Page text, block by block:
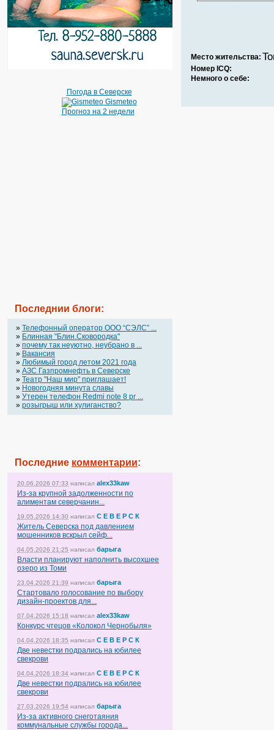
Погода в Северске
Gismeteo
Прогноз на 2 недели
Последнии блоги:
» Телефонный оператор OOO “СЭЛС” ...
» Блинная "Блин.Сковородка"
» почему так неуютно, неубрано в ...
» Вакансия
» Любимый город летом 2021 года
» АЗС Газпромнефть в Северске
» Театр "Наш мир" приглашает!
» Новогодняя минута славы
» Утерен телефон Redmi note 8 pr ...
» розыгрыш или хулиганство?
Последние комментарии:
20.06.2026 07:33 написал alex33kaw
Из-за крупной задолженности по
алиментам северчанин...
19.05.2026 14:30 написал С Е В Е Р С К
Житель Северска под давлением
мошенников вскрыл сейф...
04.05.2026 21:25 написал барыга
Власти планируют наполнить высохшее
озеро из Томи
23.04.2026 21:39 написал барыга
Стартовало голосование по выбору
дизайн-проектов для...
07.04.2026 15:18 написал alex33kaw
Конкурс чтецов «Колокол Чернобыля»
04.04.2026 18:35 написал С Е В Е Р С К
Две невестки подрались на юбилее
свекрови
04.04.2026 18:34 написал С Е В Е Р С К
Две невестки подрались на юбилее
свекрови
27.03.2026 19:54 написал барыга
Из-за активного снеготаяния
коммунальные службы города...
Место жительства:
Номер ICQ:
Немного о себе: